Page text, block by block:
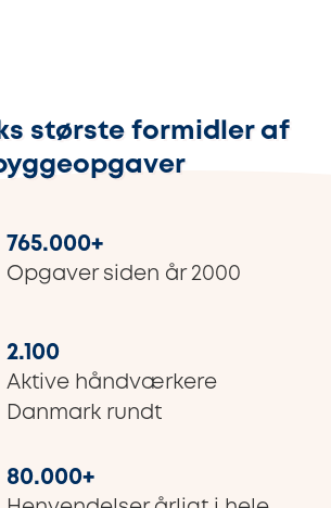
største formidler af
765.000+
Opgaver siden år 2000
2.100
Aktive håndværkere
Danmark rundt
80.000+